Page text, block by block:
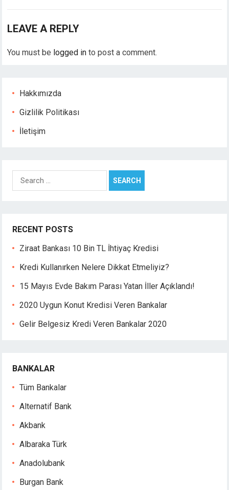
Oku
panel
Panel
satın al
panel
panel
panel
panel
panel
panel
panel
panel
panel
panel
panel
LEAVE A REPLY
You must be logged in to post a comment.
Hakkımızda
Gizlilik Politikası
İletişim
Search
for:
RECENT POSTS
Ziraat Bankası 10 Bin TL İhtiyaç Kredisi
Kredi Kullanırken Nelere Dikkat Etmeliyiz?
15 Mayıs Evde Bakım Parası Yatan İller Açıklandı!
2020 Uygun Konut Kredisi Veren Bankalar
Gelir Belgesiz Kredi Veren Bankalar 2020
BANKALAR
Tüm Bankalar
Alternatif Bank
Akbank
Albaraka Türk
Anadolubank
Burgan Bank